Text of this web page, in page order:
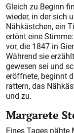
Gleich zu Beginn
wieder, in der sich
Nähkästchen, ein
ertönt eine
vor, die 1847 in
Während sie
gewesen sei und
eröffnete, beginnt
rattern, das
und zu.
Margarete
Eines Tages